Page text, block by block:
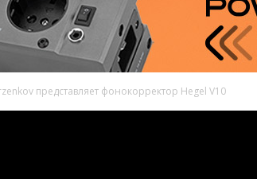
представляет фонокорректор Hegel V10